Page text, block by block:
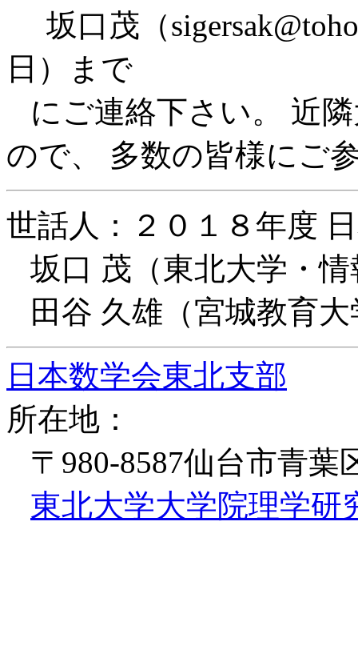
坂口茂（
日）まで
にご連絡下さい。 近
ので、 多数の皆様にご
世話人：２０１８年度
坂口 茂（東北大学・情
田谷 久雄（宮城教育大
日本数学会東北支部
所在地：
〒980-8587仙台市青葉
東北大学大学院理学研